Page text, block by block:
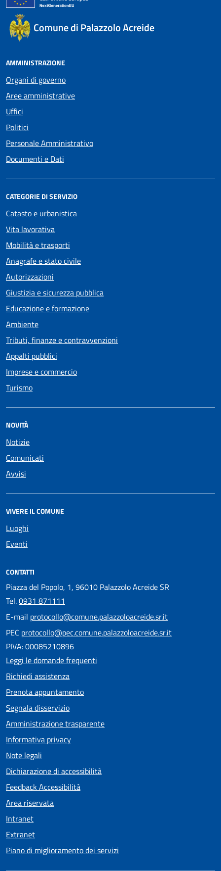
Comune di Palazzolo Acreide
AMMINISTRAZIONE
Organi di governo
Aree amministrative
Uffici
Politici
Personale Amministrativo
Documenti e Dati
CATEGORIE DI SERVIZIO
Catasto e urbanistica
Vita lavorativa
Mobilità e trasporti
Anagrafe e stato civile
Autorizzazioni
Giustizia e sicurezza pubblica
Educazione e formazione
Ambiente
Tributi, finanze e contravvenzioni
Appalti pubblici
Imprese e commercio
Turismo
NOVITÀ
Notizie
Comunicati
Avvisi
VIVERE IL COMUNE
Luoghi
Eventi
CONTATTI
Piazza del Popolo, 1, 96010 Palazzolo Acreide SR
Tel.0931 871111
E-mail protocollo@comune.palazzoloacreide.sr.it
PEC protocollo@pec.comune.palazzoloacreide.sr.it
PIVA: 00085210896
Leggi le domande frequenti
Richiedi assistenza
Prenota appuntamento
Segnala disservizio
Amministrazione trasparente
Informativa privacy
Note legali
Dichiarazione di accessibilità
Feedback Accessibilità
Area riservata
Intranet
Extranet
Piano di miglioramento dei servizi